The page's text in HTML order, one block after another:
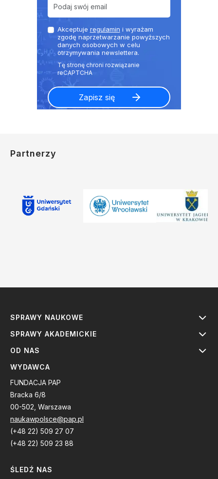
Akceptuje regulamin i wyrażam
zgodę naprzetwarzanie powyższych
danych osobowych w celu
otrzymywania newslettera.
Partnerzy
SPRAWY NAUKOWE
SPRAWY AKADEMICKIE
OD NAS
WYDAWCA
FUNDACJA PAP
Bracka 6/8
00-502, Warszawa
naukawpolsce@pap.pl
(+48 22) 509 27 07
(+48 22) 509 23 88
ŚLEDŹ NAS